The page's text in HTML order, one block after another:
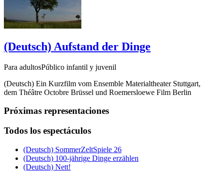
(Deutsch) Aufstand der Dinge
Para adultosPúblico infantil y juvenil
(Deutsch) Ein Kurzfilm vom Ensemble Materialtheater Stuttgart,
dem Théâtre Octobre Brüssel und Roemersloewe Film Berlin
Próximas representaciones
Todos los espectáculos
(Deutsch) SommerZeltSpiele 26
(Deutsch) 100-jährige Dinge erzählen
(Deutsch) Nett!